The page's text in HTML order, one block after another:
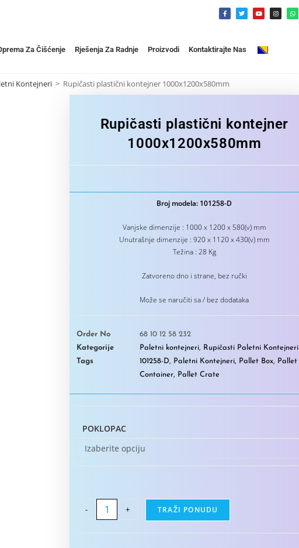
Za Čišćenje Rješenja Za Radnje Proizvodi Kontaktirajte Nas
Kontejneri > Rupičasti plastični kontejner 1000x1200x580mm
Rupičasti plastični kontejner
1000x1200x580mm
Broj modela: 101258-D
Vanjske dimenzije : 1000 x 1200 x 580(v) mm
Unutrašnje dimenzije : 920 x 1120 x 430(v) mm
Težina : 28 Kg
Zatvoreno dno i strane, bez ručki
Može se naručiti sa / bez dodataka
Order No
68 10 12 58 232
Kategorije
Paletni kontejneri, Rupičasti Paletni Kontejneri
Tags
101258-D, Paletni Kontejneri, Pallet Box, Pallet
Container, Pallet Crate
POKLOPAC
Izaberite opciju
- + TRAŽI PONUDU